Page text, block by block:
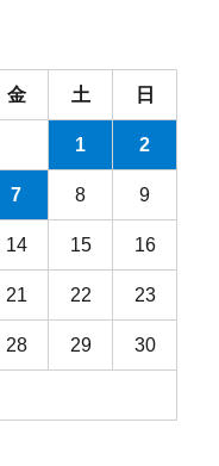
金 土 日
1 2
7 8 9
14 15 16
21 22 23
28 29 30